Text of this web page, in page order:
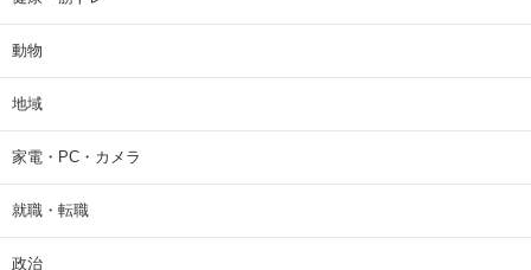
動物
地域
家電・PC・カメラ
就職・転職
政治